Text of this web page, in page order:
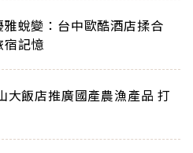
蛻變：台中歐酷酒店揉合
記憶
大飯店推廣國產農漁產品 打